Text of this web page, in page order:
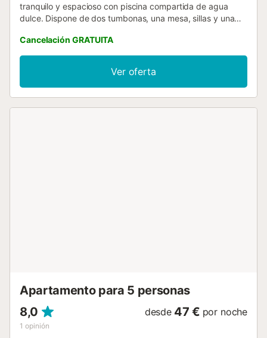
tranquilo y espacioso con piscina compartida de agua
dulce. Dispone de dos tumbonas, una mesa, sillas y una
incluye dos dormitorios, dos baños (con duchas de efecto
lluvia), un amplio salón-comedor, cocina, terraza vallada
con acceso directo a la piscina y un televisor de pantalla
plana grande con canales alemanes. Hay aparcamiento
disponible justo delante del bungalow. La reforma de 2018
Cancelación GRATUITA
Ver oferta
Apartamento para 5 personas
8,0
1 opinión
desde 47 € por noche